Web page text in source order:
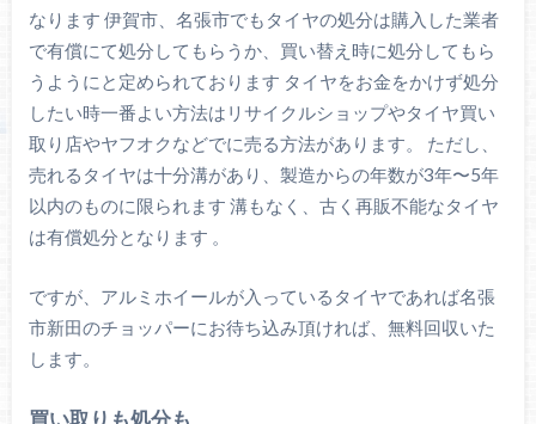
なります 伊賀市、名張市でもタイヤの処分は購入した業者
で有償にて処分してもらうか、買い替え時に処分してもら
うようにと定められております タイヤをお金をかけず処分
したい時一番よい方法はリサイクルショップやタイヤ買い
取り店やヤフオクなどでに売る方法があります。 ただし、
売れるタイヤは十分溝があり、製造からの年数が3年〜5年
以内のものに限られます 溝もなく、古く再販不能なタイヤ
は有償処分となります 。
ですが、アルミホイールが入っているタイヤであれば名張
市新田のチョッパーにお待ち込み頂ければ、無料回収いた
します。
買い取りも処分も